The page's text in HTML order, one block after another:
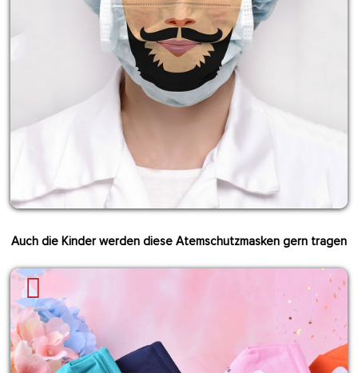
Auch die Kinder werden diese Atemschutzmasken gern tragen